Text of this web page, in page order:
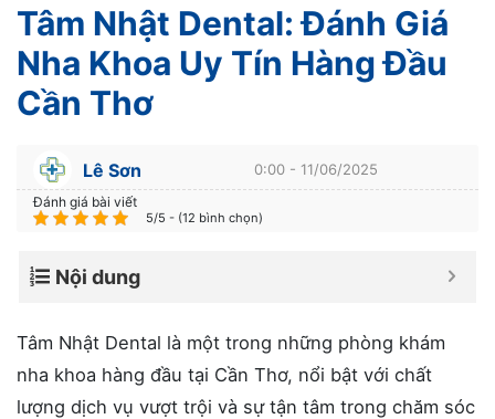
Tâm Nhật Dental: Đánh Giá
Nha Khoa Uy Tín Hàng Đầu
Cần Thơ
Lê Sơn 0:00 - 11/06/2025
Đánh giá bài viết
5/5 - (12 bình chọn)
Nội dung
Tâm Nhật Dental là một trong những phòng khám
nha khoa hàng đầu tại Cần Thơ, nổi bật với chất
lượng dịch vụ vượt trội và sự tận tâm trong chăm sóc